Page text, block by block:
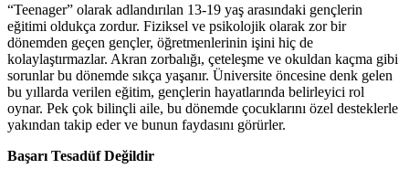
“Teenager” olarak adlandırılan 13-19 yaş arasındaki gençlerin
eğitimi oldukça zordur. Fiziksel ve psikolojik olarak zor bir
dönemden geçen gençler, öğretmenlerinin işini hiç de
kolaylaştırmazlar. Akran zorbalığı, çeteleşme ve okuldan kaçma gibi
sorunlar bu dönemde sıkça yaşanır. Üniversite öncesine denk gelen
bu yıllarda verilen eğitim, gençlerin hayatlarında belirleyici rol
oynar. Pek çok bilinçli aile, bu dönemde çocuklarını özel desteklerle
yakından takip eder ve bunun faydasını görürler.
Başarı Tesadüf Değildir